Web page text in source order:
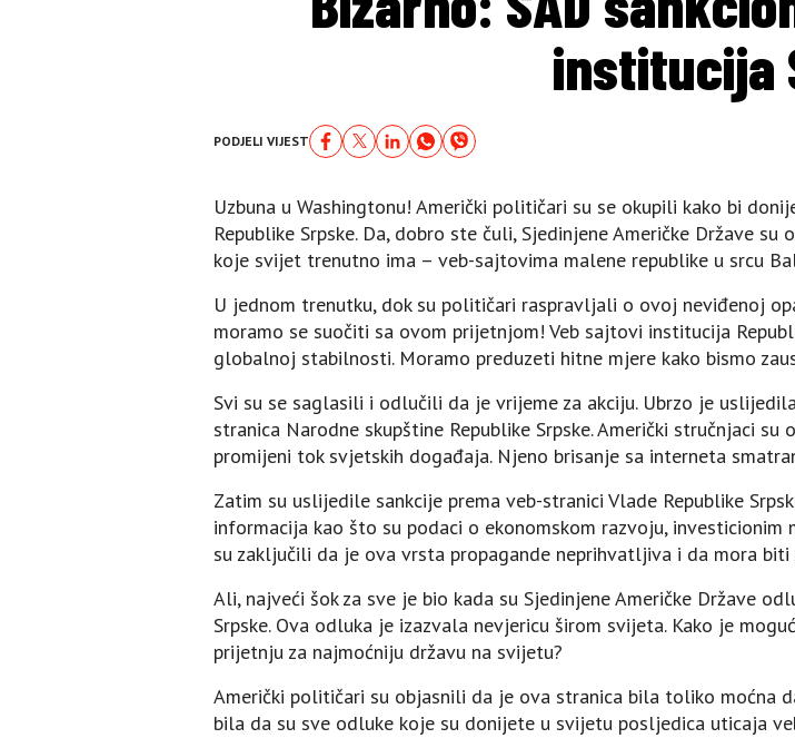
institucija
PODJELI VIJEST
Uzbuna u Washingtonu! Američki političari su se okupili kako bi
Republike Srpske. Da, dobro ste čuli, Sjedinjene Američke Države
koje svijet trenutno ima – veb-sajtovima malene republike u srcu
U jednom trenutku, dok su političari raspravljali o ovoj neviđenoj
moramo se suočiti sa ovom prijetnjom! Veb sajtovi institucija
globalnoj stabilnosti. Moramo preduzeti hitne mjere kako bismo
Svi su se saglasili i odlučili da je vrijeme za akciju. Ubrzo je
stranica Narodne skupštine Republike Srpske. Američki stručnjaci
promijeni tok svjetskih događaja. Njeno brisanje sa interneta
Zatim su uslijedile sankcije prema veb-stranici Vlade Republike
informacija kao što su podaci o ekonomskom razvoju,
su zaključili da je ova vrsta propagande neprihvatljiva i da mora biti
Ali, najveći šok za sve je bio kada su Sjedinjene Američke Države
Srpske. Ova odluka je izazvala nevjericu širom svijeta. Kako je
prijetnju za najmoćniju državu na svijetu?
Američki političari su objasnili da je ova stranica bila toliko moćna
bila da su sve odluke koje su donijete u svijetu posljedica uticaja